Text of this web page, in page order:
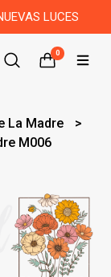
LUCES
0
La Madre
M006